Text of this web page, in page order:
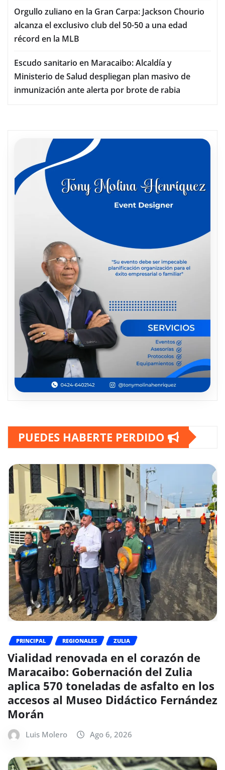
Orgullo zuliano en la Gran Carpa: Jackson Chourio
alcanza el exclusivo club del 50-50 a una edad
récord en la MLB
Escudo sanitario en Maracaibo: Alcaldía y
Ministerio de Salud despliegan plan masivo de
inmunización ante alerta por brote de rabia
PUEDES HABERTE PERDIDO
PRINCIPAL REGIONALES ZULIA
Vialidad renovada en el corazón de
Maracaibo: Gobernación del Zulia
aplica 570 toneladas de asfalto en los
accesos al Museo Didáctico Fernández
Morán
Luis Molero Ago 6, 2026